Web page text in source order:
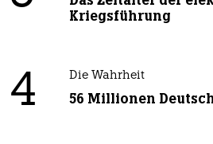
Kriegsführung
4 Die Wahrheit
56 Millionen